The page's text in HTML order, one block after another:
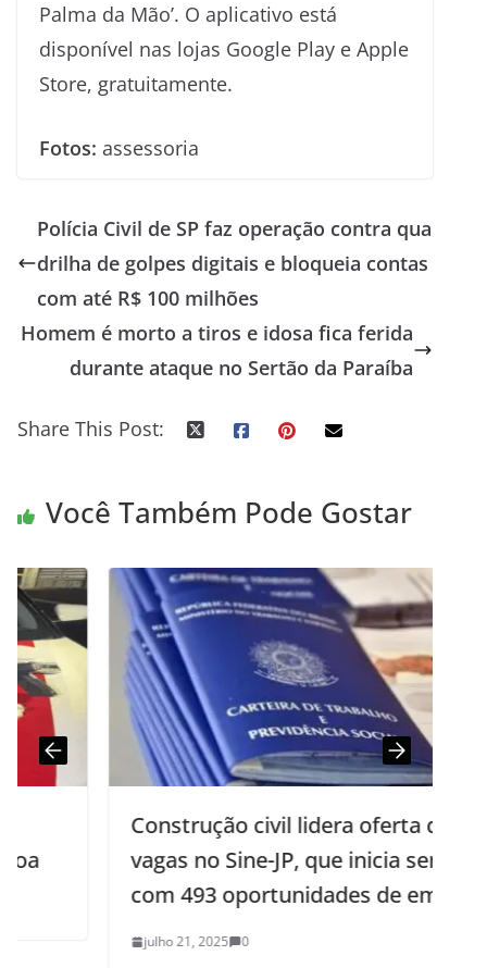
Palma da Mão’. O aplicativo está
disponível nas lojas Google Play e Apple
Store, gratuitamente.
Fotos: assessoria
Polícia Civil de SP faz operação contra qua
drilha de golpes digitais e bloqueia contas
com até R$ 100 milhões
Homem é morto a tiros e idosa fica ferida
durante ataque no Sertão da Paraíba
Share This Post:
Você Também Pode Gostar
Construção civil lidera oferta de
vagas no Sine-JP, que inicia semana
com 493 oportunidades de emprego
julho 21, 2025 0